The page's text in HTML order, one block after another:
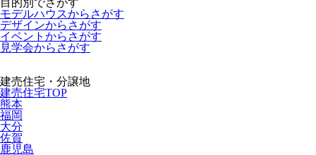
目的別でさがす
モデルハウスからさがす
デザインからさがす
イベントからさがす
見学会からさがす
建売住宅・分譲地
建売住宅TOP
熊本
福岡
大分
佐賀
鹿児島